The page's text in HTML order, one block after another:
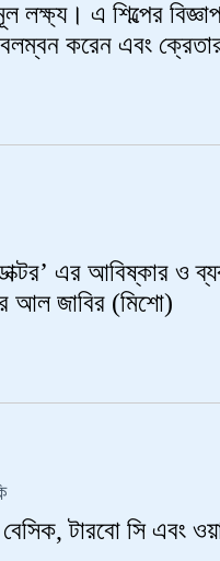
লক্ষ্য। এ শিল্পের
করেন এবং
এর আবিষ্কার ও
আল জাবির (মিশো)
টারবো সি এবং